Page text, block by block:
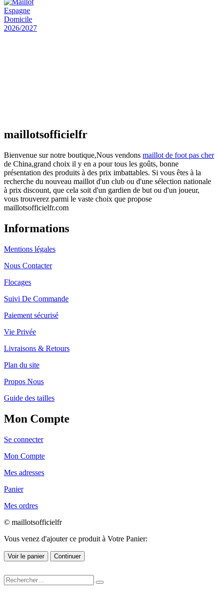
maillotsofficielfr
Bienvenue sur notre boutique,Nous vendons maillot de foot pas cher
de China,grand choix il y en a pour tous les goûts, bonne
présentation des produits à des prix imbattables. Si vous êtes à la
recherche du nouveau maillot d'un club ou d'une sélection nationale
à prix discount, que cela soit d'un gardien de but ou d'un joueur,
vous trouverez parmi le vaste choix que propose
maillotsofficielfr.com
Informations
Mentions légales
Nous Contacter
Flocages
Suivi De Commande
Paiement sécurisé
Vie Privée
Livraisons & Retours
Plan du site
Propos Nous
Guide des tailles
Mon Compte
Se connecter
Mon Compte
Mes adresses
Panier
Mes ordres
© maillotsofficielfr
Vous venez d'ajouter ce produit à Votre Panier:
Voir le panier Continuer